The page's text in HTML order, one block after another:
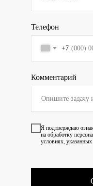
Телефон
+7
Комментарий
Я подтверждаю
на обработку
условиях,